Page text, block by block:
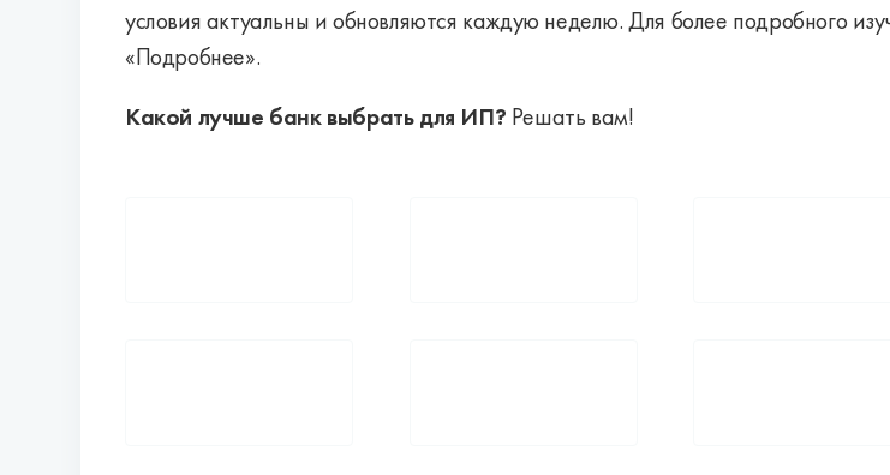
условия актуальны и обновляются каждую неделю. Для более подробного
«Подробнее».
Какой лучше банк выбрать для ИП? Решать вам!